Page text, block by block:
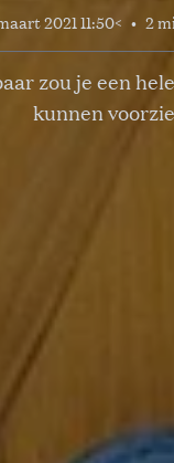
2021 11:50< • 2
zou je een
kunnen